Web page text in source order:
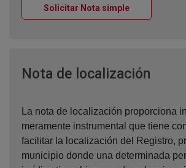
Solicitar Nota simpleVentana nueva
Nota de localización
La nota de localización proporciona
meramente instrumental que tiene
facilitar la localización del Registro,
municipio donde una determinada